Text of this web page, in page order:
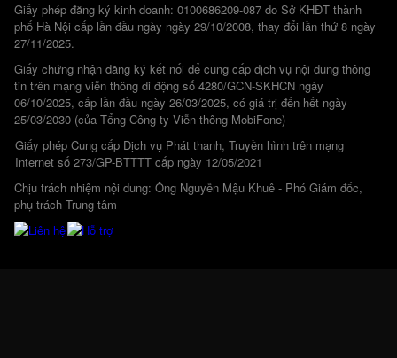
Giấy phép đăng ký kinh doanh: 0100686209-087 do Sở KHĐT thành
phố Hà Nội cấp lần đầu ngày ngày 29/10/2008, thay đổi lần thứ 8 ngày
27/11/2025.
Giấy chứng nhận đăng ký kết nối để cung cấp dịch vụ nội dung thông
tin trên mạng viễn thông di động số 4280/GCN-SKHCN ngày
06/10/2025, cấp lần đầu ngày 26/03/2025, có giá trị đến hết ngày
25/03/2030 (của Tổng Công ty Viễn thông MobiFone)
Giấy phép Cung cấp Dịch vụ Phát thanh, Truyền hình trên mạng
Internet số 273/GP-BTTTT cấp ngày 12/05/2021
Chịu trách nhiệm nội dung: Ông Nguyễn Mậu Khuê - Phó Giám đốc,
phụ trách Trung tâm